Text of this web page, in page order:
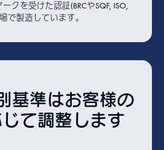
クを受けた認証(BRCやSQF, ISO,
で製造しています。
基準はお客様の
て調整します